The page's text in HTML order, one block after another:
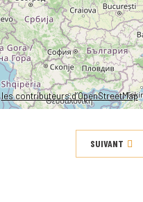
les contributeurs d’OpenStreetMap
SUIVANT